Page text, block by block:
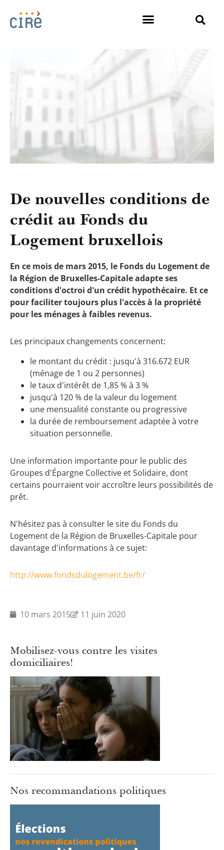
De nouvelles conditions de
crédit au Fonds du
Logement bruxellois
En ce mois de mars 2015, le Fonds du Logement de
la Région de Bruxelles-Capitale adapte ses
conditions d'octroi d'un crédit hypothécaire. Et ce
pour faciliter toujours plus l'accès à la propriété
pour les ménages à faibles revenus.
Les principaux changements concernent:
le montant du crédit : jusqu'à 316.672 EUR
(ménage de 1 ou 2 personnes)
le taux d'intérêt de 1,85 % à 3 %
jusqu'à 120 % de la valeur du logement
une mensualité constante ou progressive
la durée de remboursement adaptée à votre
situation personnelle.
Une information importante pour le public des
Groupes d'Épargne Collective et Solidaire, dont
certains pourraient voir accroître leurs possibilités de
prêt.
N'hésitez pas à consulter le site du Fonds du
Logement de la Région de Bruxelles-Capitale pour
davantage d'informations à ce sujet:
http://www.fondsdulogement.be/fr/
10 mars 2015 11 juin 2020
Mobilisez-vous contre les visites
domiciliaires!
Nos recommandations politiques